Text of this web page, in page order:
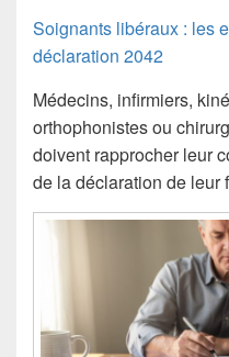
Soignants libéraux : les
déclaration 2042
Médecins, infirmiers,
orthophonistes ou
doivent rapprocher leur
de la déclaration de